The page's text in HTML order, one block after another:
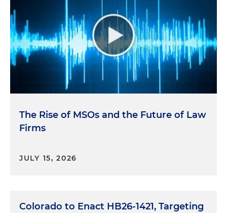
The Rise of MSOs and the Future of Law
Firms
JULY 15, 2026
Colorado to Enact HB26-1421, Targeting